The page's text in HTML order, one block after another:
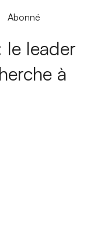
Abonné
le leader
à